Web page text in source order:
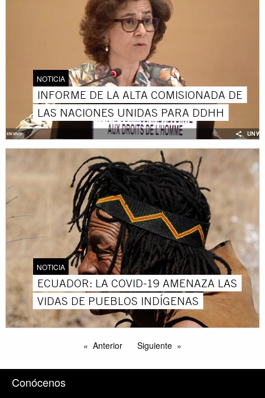
NOTICIA
INFORME DE LA ALTA COMISIONADA DE
LAS NACIONES UNIDAS PARA DDHH
NOTICIA
ECUADOR: LA COVID-19 AMENAZA LAS
VIDAS DE PUEBLOS INDÍGENAS
Anterior Siguiente
Conócenos